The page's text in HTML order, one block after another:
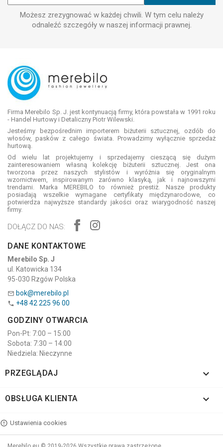
Możesz zrezygnować w każdej chwili. W tym celu należy
odnaleźć szczegóły w naszej informacji prawnej.
Firma Merebilo Sp. J. jest kontynuacją firmy, która powstała w 1991 roku
- Handel Hurtowy i Detaliczny Piotr Wilewski.
Jesteśmy bezpośrednim importerem biżuterii sztucznej, ozdób do
włosów, pasków z całego świata. Prowadzimy wyłącznie sprzedaż
hurtową.
Od wielu lat projektujemy i sprzedajemy cieszącą się dużym
zainteresowaniem własną kolekcję biżuterii sztucznej. Jest ona
tworzona przez naszych stylistów i wyróżnia się oryginalnym
wzornictwem, inspirowanym zarówno klasyką, jak i najnowszymi
trendami. Marka MEREBILO to również prestiż. Nasze produkty
posiadają wszelkie wymagane certyfikaty międzynarodowe, co
potwierdza najwyższe standardy jakości oraz wiarygodność naszej
firmy.
DOŁĄCZ DO NAS:
DANE KONTAKTOWE
Merebilo Sp. J
ul. Katowicka 134
95-030 Rzgów Polska
 bok@merebilo.pl
 +48 42 225 96 00
GODZINY OTWARCIA
Pon-Pt: 7:00 – 15:00
Sobota: 7:30 – 14:00
Niedziela: Nieczynne
PRZEGLĄDAJ 
OBSŁUGA KLIENTA 
Ustawienia cookies